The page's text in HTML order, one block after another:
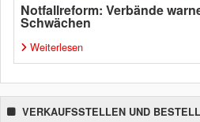
Notfallreform: Verbände
Schwächen
Weiterlesen
VERKAUFSSTELLEN UND